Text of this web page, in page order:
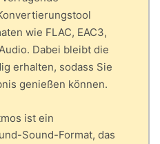
wie FLAC, EAC3,
Dabei bleibt die
erhalten, sodass Sie
genießen können.
ist ein
Sound-Format, das